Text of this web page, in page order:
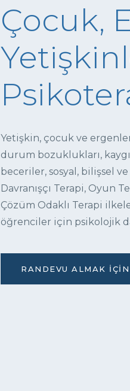
Çocuk,
Yetişkin, çocuk ve
durum bozuklukları,
beceriler, sosyal, bilişsel
Davranışçı Terapi, Oyun
Çözüm Odaklı Terapi
öğrenciler için psikolojik
RANDEVU ALMAK